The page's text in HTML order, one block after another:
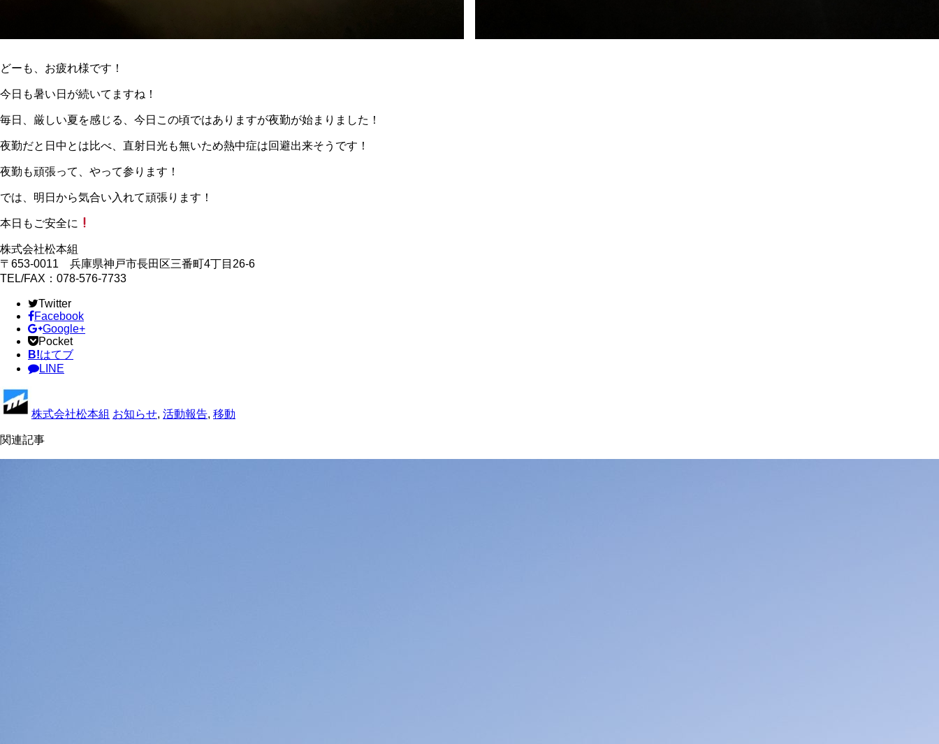
どーも、お疲れ様です！
今日も暑い日が続いてますね！
毎日、厳しい夏を感じる、今日この頃ではありますが夜勤が始まりました！
夜勤だと日中とは比べ、直射日光も無いため熱中症は回避出来そうです！
夜勤も頑張って、やって参ります！
では、明日から気合い入れて頑張ります！
本日もご安全に
株式会社松本組
〒653-0011 兵庫県神戸市長田区三番町4丁目26‐6
TEL/FAX：078-576-7733
Twitter
Facebook
Google+
Pocket
B!はてブ
LINE
株式会社松本組 お知らせ, 活動報告, 移動
関連記事